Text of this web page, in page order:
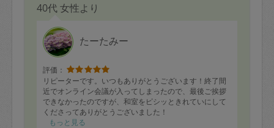
40代 女性より
たーたみー
評価：
リピーターです。いつもありがとうございます！終了間
近でオンライン会議が入ってしまったので、最後ご挨拶
できなかったのですが、和室をピシッときれていにして
くださってありがとうございました！
断捨離中ですが、進められそうな気がしています。来週
もっと見る